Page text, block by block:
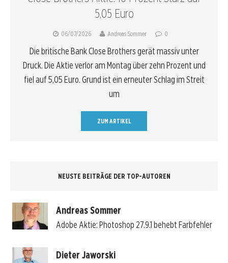
5,05 Euro
06/07/2026 Andreas Sommer 0
Die britische Bank Close Brothers gerät massiv unter
Druck. Die Aktie verlor am Montag über zehn Prozent und
fiel auf 5,05 Euro. Grund ist ein erneuter Schlag im Streit
um
ZUM ARTIKEL
NEUSTE BEITRÄGE DER TOP-AUTOREN
Andreas Sommer
Adobe Aktie: Photoshop 27.9.1 behebt Farbfehler
Dieter Jaworski